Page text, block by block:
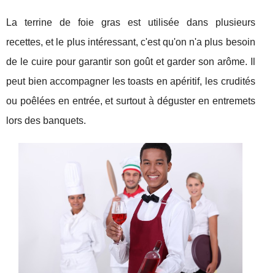
La terrine de foie gras est utilisée dans plusieurs
recettes, et le plus intéressant, c'est qu'on n'a plus besoin
de le cuire pour garantir son goût et garder son arôme. Il
peut bien accompagner les toasts en apéritif, les crudités
ou poêlées en entrée, et surtout à déguster en entremets
lors des banquets.